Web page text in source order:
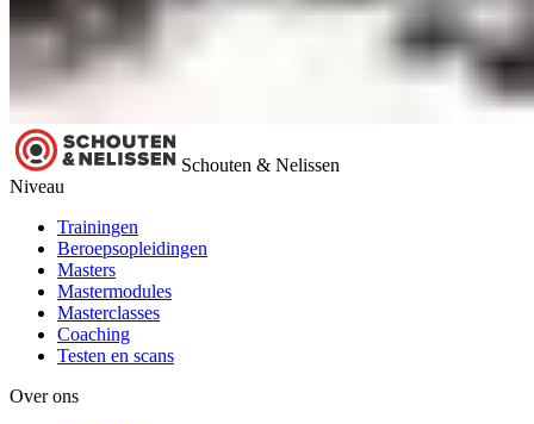
Schouten & Nelissen
Niveau
Trainingen
Beroepsopleidingen
Masters
Mastermodules
Masterclasses
Coaching
Testen en scans
Over ons